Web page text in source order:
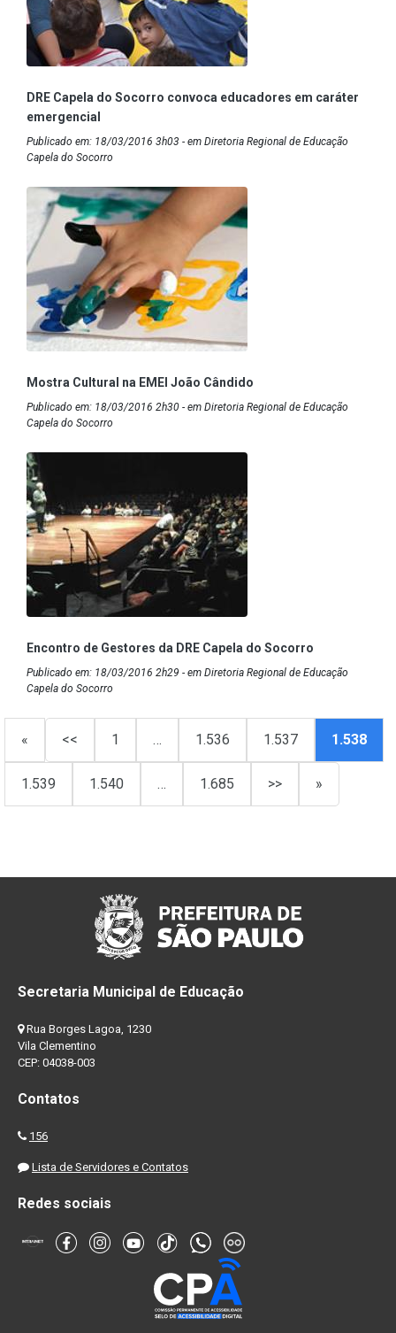
DRE Capela do Socorro convoca educadores em caráter
emergencial
Publicado em: 18/03/2016 3h03 - em Diretoria Regional de Educação
Capela do Socorro
Mostra Cultural na EMEI João Cândido
Publicado em: 18/03/2016 2h30 - em Diretoria Regional de Educação
Capela do Socorro
Encontro de Gestores da DRE Capela do Socorro
Publicado em: 18/03/2016 2h29 - em Diretoria Regional de Educação
Capela do Socorro
« << 1 … 1.536 1.537 1.538
1.539 1.540 … 1.685 >> »
Secretaria Municipal de Educação
Rua Borges Lagoa, 1230
Vila Clementino
CEP: 04038-003
Contatos
156
Lista de Servidores e Contatos
Redes sociais